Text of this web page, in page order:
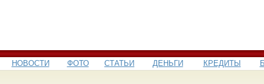
НОВОСТИ ФОТО СТАТЬИ ДЕНЬГИ КРЕДИТЫ